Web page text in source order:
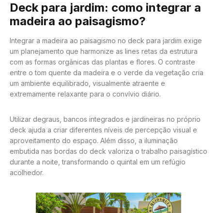
Deck para jardim: como integrar a
madeira ao paisagismo?
Integrar a madeira ao paisagismo no deck para jardim exige
um planejamento que harmonize as lines retas da estrutura
com as formas orgânicas das plantas e flores. O contraste
entre o tom quente da madeira e o verde da vegetação cria
um ambiente equilibrado, visualmente atraente e
extremamente relaxante para o convívio diário.
Utilizar degraus, bancos integrados e jardineiras no próprio
deck ajuda a criar diferentes níveis de percepção visual e
aproveitamento do espaço. Além disso, a iluminação
embutida nas bordas do deck valoriza o trabalho paisagístico
durante a noite, transformando o quintal em um refúgio
acolhedor.